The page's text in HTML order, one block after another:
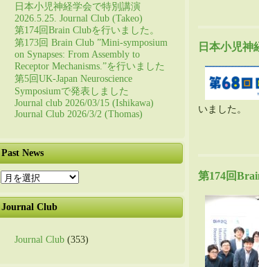
日本小児神経学会で特別講演
2026.5.25. Journal Club (Takeo)
第174回Brain Clubを行いました。
第173回 Brain Club ”Mini-symposium
on Synapses: From Assembly to
Receptor Mechanisms.”を行いました
第5回UK-Japan Neuroscience
Symposiumで発表しました
Journal club 2026/03/15 (Ishikawa)
Journal Club 2026/3/2 (Thomas)
Past News
Past
News
Journal Club
Journal Club (353)
日本小児神
いました。
第174回